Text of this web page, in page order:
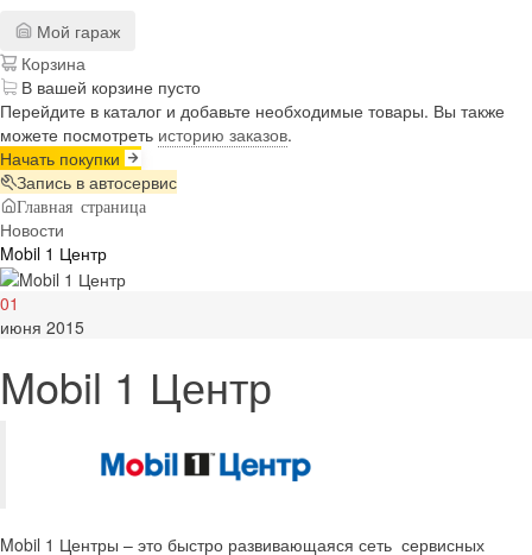
Мой гараж
Корзина
В вашей корзине пусто
Перейдите в каталог и добавьте необходимые товары. Вы также
можете посмотреть историю заказов.
Начать покупки
Запись в автосервис
Главная страница
Новости
Mobil 1 Центр
01
июня 2015
Mobil 1 Центр
Mobil 1 Центры – это быстро развивающаяся сеть сервисных